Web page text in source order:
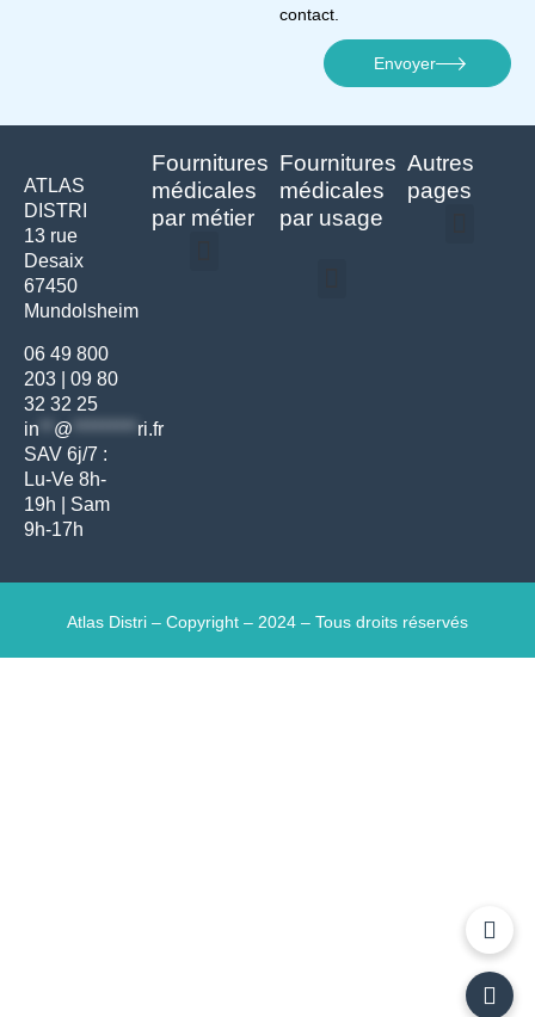
contact.
Envoyer
ATLAS
DISTRI
13 rue
Desaix
67450
Mundolsheim
06 49 800
203
09 80
32 32 25
in
@ ********* ri.fr
SAV 6j/7 :
Lu-Ve 8h-
19h | Sam
9h-17h
Fournitures
médicales
par métier
Fournitures
médicales
par usage
Autres
pages
Atlas Distri – Copyright – 2024 – Tous droits réservés